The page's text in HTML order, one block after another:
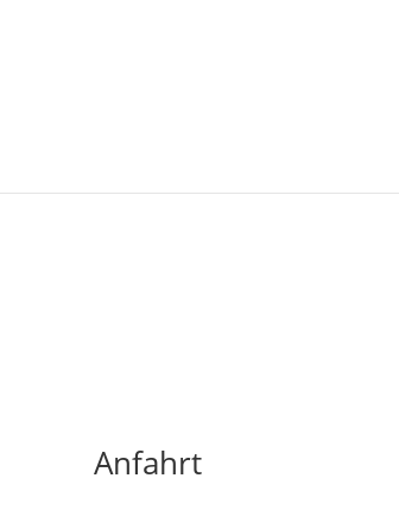
Anfahrt